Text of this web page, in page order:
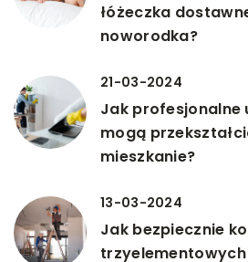
łóżeczka
noworodka?
21-03-2024
Jak profesjonalne
mogą
mieszkanie?
13-03-2024
Jak bezpiecznie